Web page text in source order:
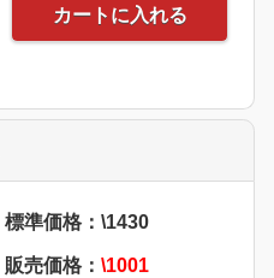
カートに入れる
標準価格：\1430
販売価格： \1001